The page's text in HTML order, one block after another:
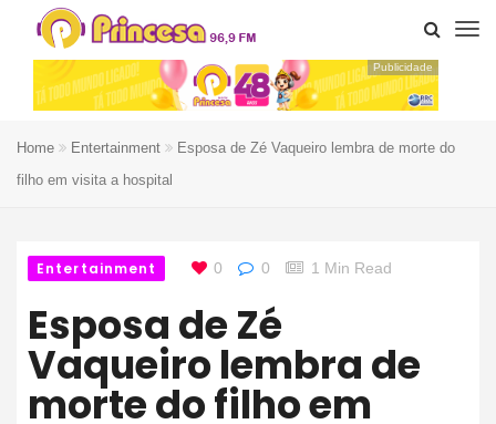
Publicidade
Home Entertainment
Esposa de Zé Vaqueiro lembra de morte do
filho em visita a hospital
Entertainment 0 0 1 Min Read
Esposa de Zé
Vaqueiro lembra de
morte do filho em